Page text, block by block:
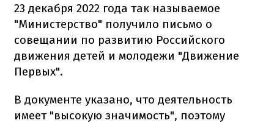
23 декабря 2022 года так называемое
"Министерство" получило письмо о
совещании по развитию Российского
движения детей и молодежи "Движение
Первых".
В документе указано, что деятельность
имеет "высокую значимость", поэтому